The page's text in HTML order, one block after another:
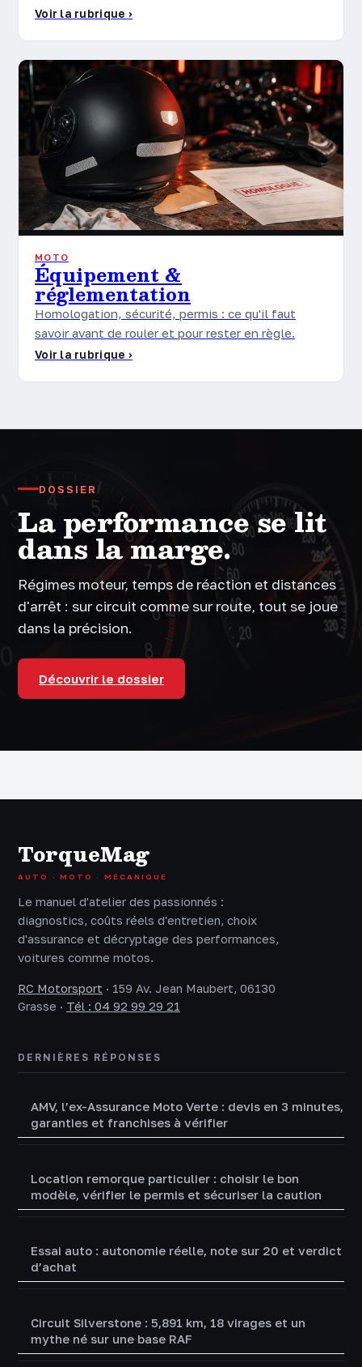
Voir la rubrique ›
MOTO
Équipement &
réglementation
Homologation, sécurité, permis : ce qu'il faut
savoir avant de rouler et pour rester en règle.
Voir la rubrique ›
DOSSIER
La performance se lit
dans la marge.
Régimes moteur, temps de réaction et distances
d'arrêt : sur circuit comme sur route, tout se joue
dans la précision.
Découvrir le dossier
TorqueMag
AUTO · MOTO · MÉCANIQUE
Le manuel d'atelier des passionnés :
diagnostics, coûts réels d'entretien, choix
d'assurance et décryptage des performances,
voitures comme motos.
RC Motorsport · 159 Av. Jean Maubert, 06130
Grasse · Tél : 04 92 99 29 21
DERNIÈRES RÉPONSES
AMV, l’ex-Assurance Moto Verte : devis en 3 minutes,
garanties et franchises à vérifier
Location remorque particulier : choisir le bon
modèle, vérifier le permis et sécuriser la caution
Essai auto : autonomie réelle, note sur 20 et verdict
d’achat
Circuit Silverstone : 5,891 km, 18 virages et un
mythe né sur une base RAF